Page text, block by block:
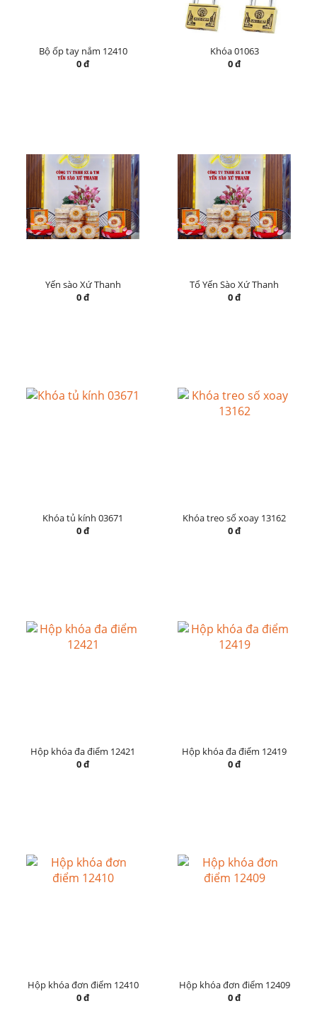
Bộ ốp tay nắm 12410
0 đ
Khóa 01063
0 đ
Yến sào Xứ Thanh
0 đ
Tổ Yến Sào Xứ Thanh
0 đ
Khóa tủ kính 03671
0 đ
Khóa treo số xoay 13162
0 đ
Hộp khóa đa điểm 12421
0 đ
Hộp khóa đa điểm 12419
0 đ
Hộp khóa đơn điểm 12410
0 đ
Hộp khóa đơn điểm 12409
0 đ